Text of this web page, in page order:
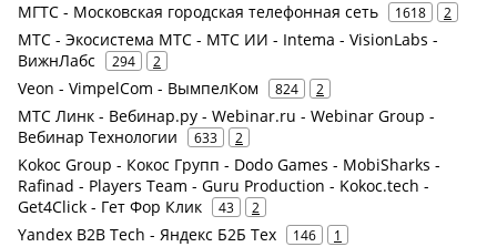
МГТС - Московская городская телефонная сеть 1618 2
МТС - Экосистема МТС - МТС ИИ - Intema - VisionLabs -
ВижнЛабс
294 2
Veon - VimpelCom - ВымпелКом 824 2
МТС Линк - Вебинар.ру - Webinar.ru - Webinar Group -
Вебинар Технологии
633 2
Kokoc Group - Кокос Групп - Dodo Games - MobiSharks -
Rafinad - Players Team - Guru Production - Kokoc.tech -
Get4Click - Гет Фор Клик
43 2
Yandex B2B Tech - Яндекс Б2Б Тех 146 1